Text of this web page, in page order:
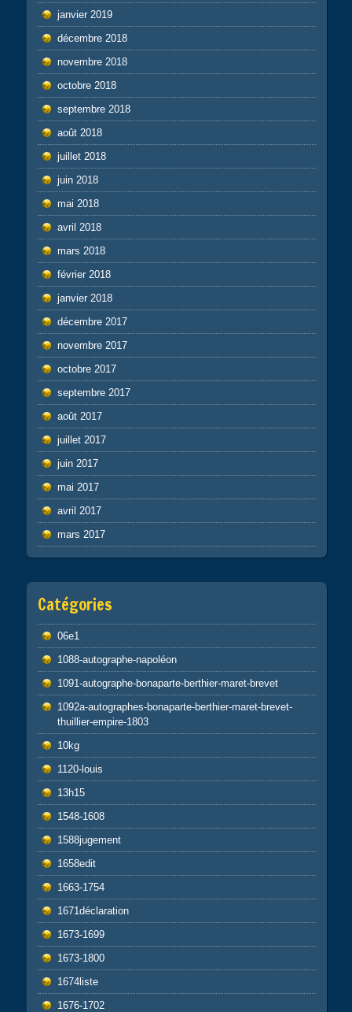
janvier 2019
décembre 2018
novembre 2018
octobre 2018
septembre 2018
août 2018
juillet 2018
juin 2018
mai 2018
avril 2018
mars 2018
février 2018
janvier 2018
décembre 2017
novembre 2017
octobre 2017
septembre 2017
août 2017
juillet 2017
juin 2017
mai 2017
avril 2017
mars 2017
Catégories
06e1
1088-autographe-napoléon
1091-autographe-bonaparte-berthier-maret-brevet
1092a-autographes-bonaparte-berthier-maret-brevet-
thuillier-empire-1803
10kg
1120-louis
13h15
1548-1608
1588jugement
1658edit
1663-1754
1671déclaration
1673-1699
1673-1800
1674liste
1676-1702